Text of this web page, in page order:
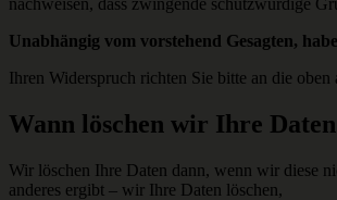
nachweisen, dass zwingende schutzwürdige
Unabhängig vom vorstehend Gesagten,
Ihren Widerspruch richten Sie bitte an die
Wann löschen wir Ihre
Wir löschen Ihre Daten dann, wenn wir diese
anderes ergibt – wir Ihre Daten löschen,